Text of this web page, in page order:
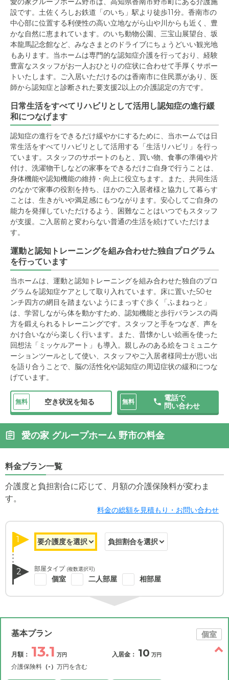
設です。土佐くろしお鉄道「のいち」駅より徒歩11分。香南市の
中心部に位置する利便性の高い立地ながら山や川からも近く、豊
かな自然に恵まれています。のいち動物公園、三宝山展望台、坂
本龍馬記念館など、みなさまとのドライブにちょうどいい観光地
もあります。当ホームは専門的な認知症介護を行っており、経験
豊富なスタッフがお一人おひとりの症状に合わせて手厚くサポー
トいたします。ご入居いただけるのは香南市に住民票があり、医
師から認知症と診断された要支援2以上の介護認定の方です。
日常生活をすべてリハビリとして活用し認知症の進行緩
和につなげます
認知症の進行をできるだけ緩やかにするために、当ホームでは日
常生活をすべてリハビリとして活用する「生活リハビリ」を行っ
ています。スタッフのサポートのもと、買い物、食事の準備や片
付け、洗濯物干しなどの家事をできるだけご自身で行うことは、
身体機能や認知機能の維持・向上に役立ちます。また、共同生活
のなかで家事の役割を持ち、ほかのご入居者様と協力して暮らす
ことは、生きがいや満足感にもつながります。安心してご自身の
能力を発揮していただけるよう、困難なことはいつでもスタッフ
が支援。ご入居前と変わらない普通の生活を続けていただけま
す。
運動と認知トレーニングを組み合わせた独自プログラム
を行っています
当ホームは、運動と認知トレーニングを組み合わせた独自のプロ
グラムを認知症ケアとして取り入れています。床に置いた50セ
ンチ四方の網目を踏まないようにまっすぐ歩く「ふまねっと」
は、学習しながら体を動かすため、認知機能と歩行バランスの両
方を鍛えられるトレーニングです。スタッフと手をつなぎ、声を
かけ合いながら楽しく行います。また、昔懐かしい絵画を使った
回想法「ミッケルアート」も導入。親しみのある絵をコミュニケ
ーションツールとして使い、スタッフやご入居者様同士が思い出
を語り合うことで、脳の活性化や認知症の周辺症状の緩和につな
げています。
無料 空き状況を知る 無料
電話で
問い合わせ
愛の家 グループホーム 野市の料金
料金プラン一覧
介護度と負担割合に応じて、月額の介護保険料が変わま
す。
料金の総額を見積もり・お問い合わせ
1
2 部屋タイプ (複数選択可)
個室 二人部屋 相部屋
基本プラン 個室
月額： 13.1 万円
介護保険料 （-） 万円を含む
入居金： 10 万円